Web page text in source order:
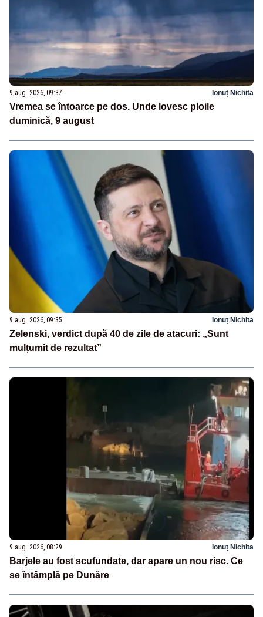
9 aug. 2026, 09:37 Ionuț Nichita
Vremea se întoarce pe dos. Unde lovesc ploile
duminică, 9 august
9 aug. 2026, 09:35 Ionuț Nichita
Zelenski, verdict după 40 de zile de atacuri: „Sunt
mulțumit de rezultat”
9 aug. 2026, 08:29 Ionuț Nichita
Barjele au fost scufundate, dar apare un nou risc. Ce
se întâmplă pe Dunăre